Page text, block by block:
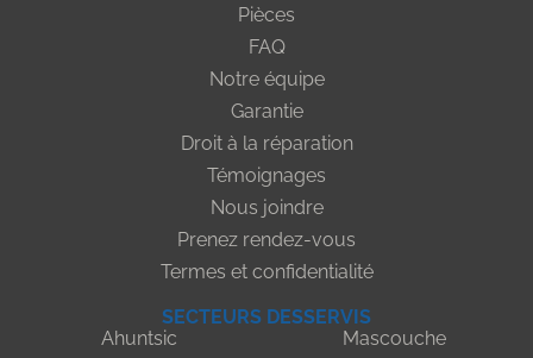
Pièces
FAQ
Notre équipe
Garantie
Droit à la réparation
Témoignages
Nous joindre
Prenez rendez-vous
Termes et confidentialité
SECTEURS DESSERVIS
Ahuntsic
Mascouche